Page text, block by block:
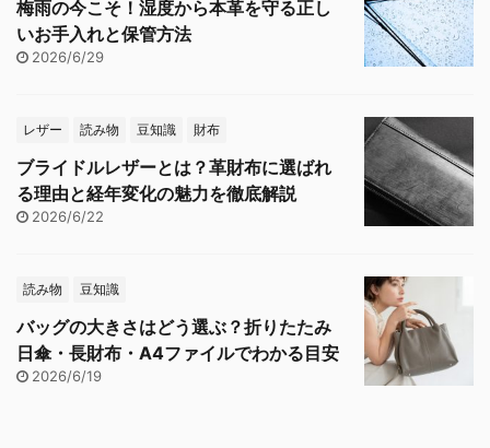
梅雨の今こそ！湿度から本革を守る正し
いお手入れと保管方法
2026/6/29
レザー 読み物 豆知識 財布
ブライドルレザーとは？革財布に選ばれ
る理由と経年変化の魅力を徹底解説
2026/6/22
読み物 豆知識
バッグの大きさはどう選ぶ？折りたたみ
日傘・長財布・A4ファイルでわかる目安
2026/6/19